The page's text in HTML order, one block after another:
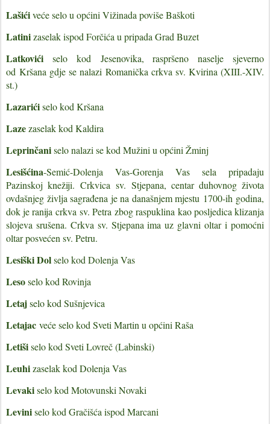
Lašićiveće selo u općini Vižinada poviše Baškoti
Latinizaselak ispod Forčića u pripada Grad Buzet
Latkovići selo kod Jesenovika, raspršeno naselje sjeverno
od Kršana gdje se nalazi Romanička crkva sv. Kvirina (XIII.-XIV.
st.)
Lazarićiselo kod Kršana
Lazezaselak kod Kaldira
Leprinčaniselo nalazi se kod Mužini u općini Žminj
Lesišćina-Semić-Dolenja Vas-Gorenja Vas sela pripadaju
Pazinskoj knežiji.Crkvicasv. Stjepana, centar duhovnog života
ovdašnjeg življa sagrađena je na današnjem mjestu 1700-ih godina,
dok je ranija crkva sv. Petra zbog raspuklina kao posljedica klizanja
slojeva srušena. Crkva sv. Stjepana ima uz glavni oltar i pomoćni
oltar posvećen sv. Petru.
Lesiški Dolselo kod Dolenja Vas
Lesoselo kod Rovinja
Letajselo kod Sušnjevica
Letajac veće selo kod Sveti Martin u općini Raša
Letišiselo kod Sveti Lovreč (Labinski)
Leuhizaselak kod Dolenja Vas
Levakiselo kod Motovunski Novaki
Leviniselo kod Gračišća ispod Marcani